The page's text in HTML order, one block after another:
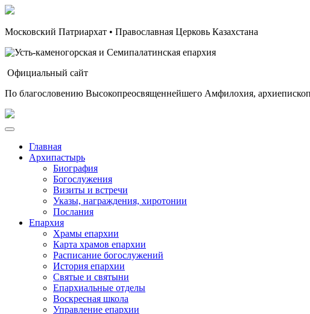
Московский Патриархат • Православная Церковь Казахстана
Официальный сайт
По благословению Высокопреосвященнейшего Амфилохия,
Главная
Архипастырь
Биография
Богослужения
Визиты и встречи
Указы, награждения, хиротонии
Послания
Епархия
Храмы епархии
Карта храмов епархии
Расписание богослужений
История епархии
Святые и святыни
Епархиальные отделы
Воскресная школа
Управление епархии